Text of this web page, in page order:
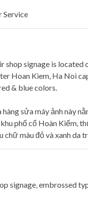
Service
shop signage is located
Hoan Kiem, Ha Noi
& blue colors.
sửa máy ảnh này
phố cổ Hoàn Kiếm,
chữ màu đỏ và xanh da
signage, embrossed